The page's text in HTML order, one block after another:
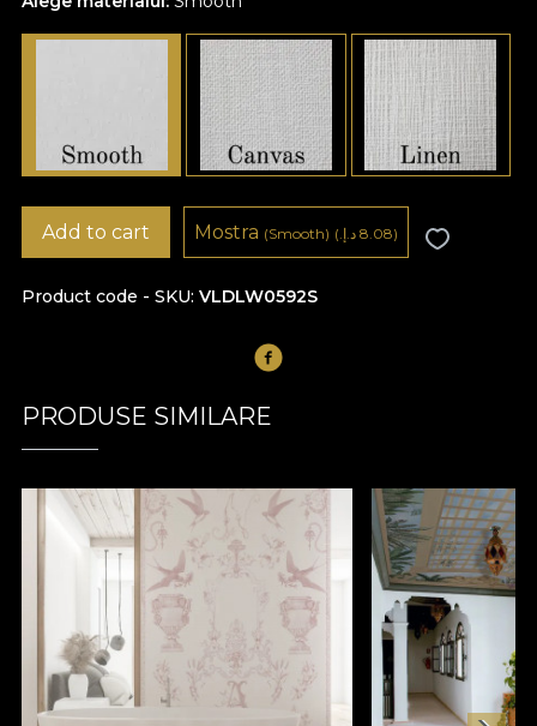
Product code - SKU VLDLW0592S
Add to cart Mostra (Smooth) ( 8.08 د.إ.‏)
PRODUSE SIMILARE